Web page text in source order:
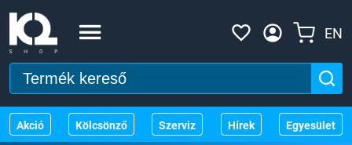
EN
Akció Kölcsönző Szerviz Hírek Egyesület